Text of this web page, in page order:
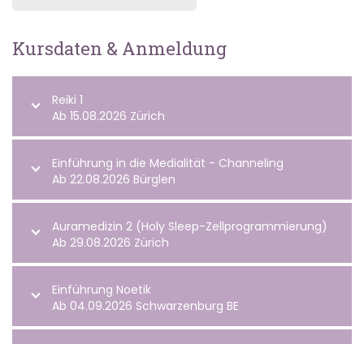
Kursdaten & Anmeldung
Reiki 1
Ab 15.08.2026 Zürich
Einführung in die Medialität - Channeling
Ab 22.08.2026 Bürglen
Auramedizin 2 (Holy Sleep-Zellprogrammierung)
Ab 29.08.2026 Zürich
Einführung Noetik
Ab 04.09.2026 Schwarzenburg BE